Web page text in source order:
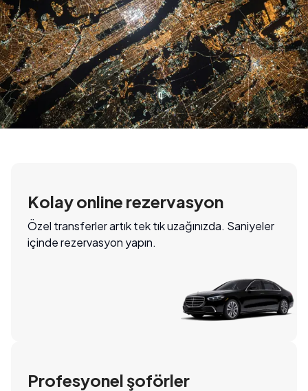
Kolay online rezervasyon
Özel transferler artık tek tık uzağınızda. Saniyeler
içinde rezervasyon yapın.
Profesyonel şoförler